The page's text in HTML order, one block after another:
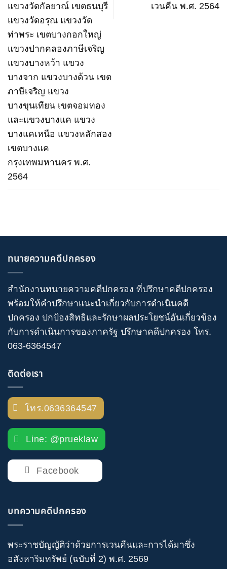
แขวงวัดกัลยาณ์ เขตธนบุรี
แขวงวัดอรุณ แขวงวัด
ท่าพระ เขตบางกอกใหญ่
แขวงปากคลองภาษีเจริญ
แขวงบางหว้า แขวง
บางจาก แขวงบางด้วน เขต
ภาษีเจริญ แขวง
บางขุนเทียน เขตจอมทอง
และแขวงบางแค แขวง
บางแคเหนือ แขวงหลักสอง
เขตบางแค
กรุงเทพมหานคร พ.ศ.
2564
เวนคืน พ.ศ. 2564
ทนายความคดีปกครอง
สำนักงานทนายความคดีปกครอง ที่ปรึกษาคดีปกครอง
พร้อมให้คำปรึกษาแนะนำเกี่ยวกับการดำเนินคดี
ปกครอง ปกป้องสิทธิและรักษาผลประโยชน์อันเกี่ยวข้อง
กับการดำเนินการของภาครัฐ ปรึกษาคดีปกครอง โทร.
063-6364547
ติดต่อเรา
โทร.0636364547
Line: @prueklaw
Facebook
บทความคดีปกครอง
พระราชบัญญัติว่าด้วยการเวนคืนและการได้มาซึ่ง
อสังหาริมทรัพย์ (ฉบับที่ 2) พ.ศ. 2569